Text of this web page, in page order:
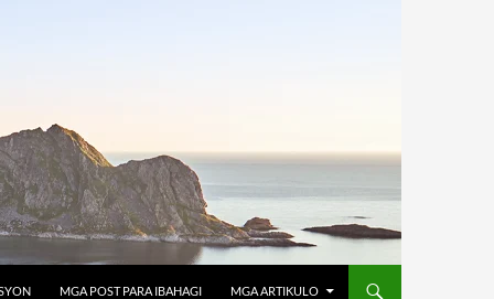
MGA POST PARA IBAHAGI MGA ARTIKULO